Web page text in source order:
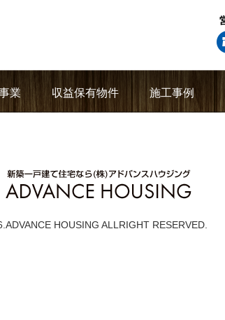
業 収益保有物件 施工事例
HOUSING ALLRIGHT RESERVED.